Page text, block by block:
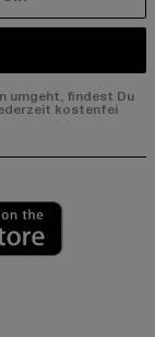
umgeht, findest Du
kostenfei